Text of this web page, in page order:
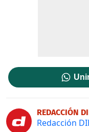
REDACCIÓN
Redacción